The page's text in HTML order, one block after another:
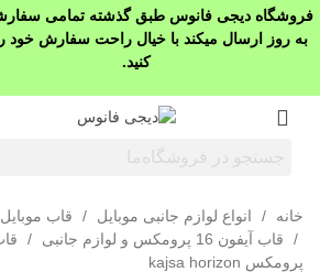
فروشگاه دیجی فانوس طبق گذشته تمامی
به روز ارسال میکند با خیال راحت سفارش خود
کنید.
خانه / انواع لوازم جانبی موبایل / قاب موبایل
/
قاب آیفون 16 پرومکس و لوازم جانبی /
پرومکس kajsa horizon